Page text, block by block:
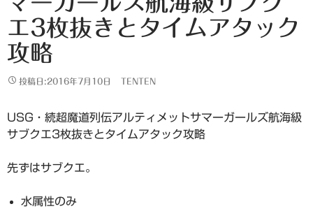
エ3枚抜きとタイムアタック
攻略
投稿日:2016年7月10日 TENTEN
USG・続超魔道列伝アルティメットサマーガールズ航海級
サブクエ3枚抜きとタイムアタック攻略
先ずはサブクエ。
水属性のみ